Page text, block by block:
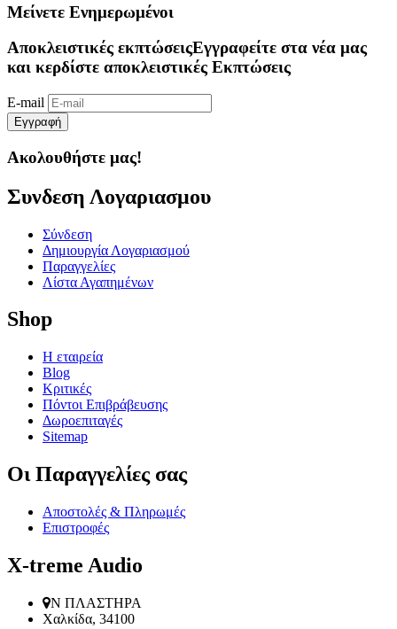
Μείνετε Ενημερωμένοι
Αποκλειστικές εκπτώσειςΕγγραφείτε στα νέα μας
και κερδίστε αποκλειστικές Εκπτώσεις
E-mail
Εγγραφή
Ακολουθήστε μας!
Συνδεση Λογαριασμου​
Σύνδεση
Δημιουργία Λογαριασμού
Παραγγελίες
Λίστα Αγαπημένων
Shop
Η εταιρεία
Blog
Κριτικές
Πόντοι Επιβράβευσης
Δωροεπιταγές
Sitemap
Οι Παραγγελίες​ σας
Αποστολές & Πληρωμές
Επιστροφές
X-treme Audio
Ν ΠΛΑΣΤΗΡΑ
Χαλκίδα, 34100